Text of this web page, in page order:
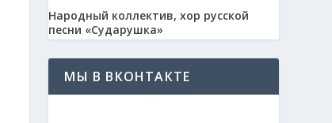
Народный коллектив, хор русской
песни «Сударушка»
МЫ В ВКОНТАКТЕ